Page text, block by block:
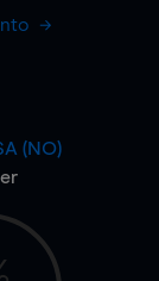
(NO)